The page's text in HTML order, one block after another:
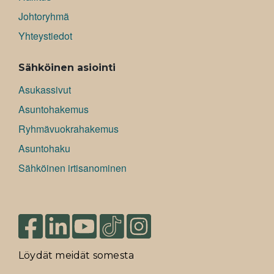
Johtoryhmä
Yhteystiedot
Sähköinen asiointi
Asukassivut
Asuntohakemus
Ryhmävuokrahakemus
Asuntohaku
Sähköinen irtisanominen
Löydät meidät somesta